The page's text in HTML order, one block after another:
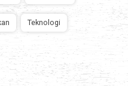
Teknologi